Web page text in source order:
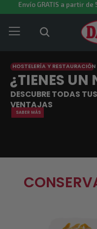
Envío GRATIS a partir
¿TIENES UN
DESCUBRE TODAS TUS
VENTAJAS
HOSTELERÍA Y RESTAURACIÓN
SABER MÁS